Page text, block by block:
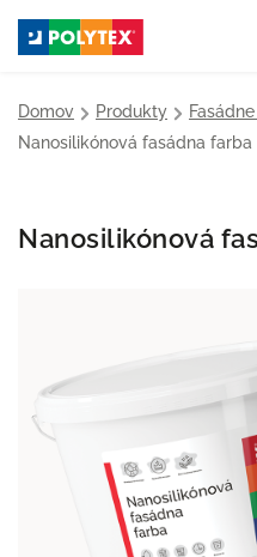
Domov / Produkty /
Nanosilikónová fasádna farba
Nanosilikónová